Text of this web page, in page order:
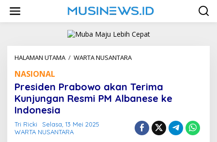
w
HALAMAN UTAMA / WARTA NUSANTARA
s
i
d
P
NASIONAL
Presiden Prabowo akan Terima
Kunjungan Resmi PM Albanese ke
Indonesia
Tri Ricki
Selasa, 13 Mei 2025
WARTA NUSANTARA